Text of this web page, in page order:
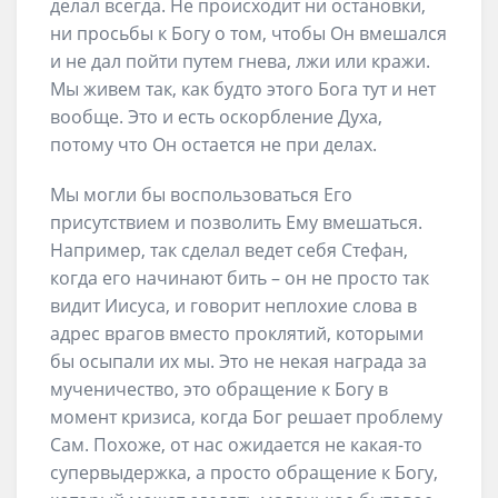
делал всегда. Не происходит ни остановки,
ни просьбы к Богу о том, чтобы Он вмешался
и не дал пойти путем гнева, лжи или кражи.
Мы живем так, как будто этого Бога тут и нет
вообще. Это и есть оскорбление Духа,
потому что Он остается не при делах.
Мы могли бы воспользоваться Его
присутствием и позволить Ему вмешаться.
Например, так сделал ведет себя Стефан,
когда его начинают бить – он не просто так
видит Иисуса, и говорит неплохие слова в
адрес врагов вместо проклятий, которыми
бы осыпали их мы. Это не некая награда за
мученичество, это обращение к Богу в
момент кризиса, когда Бог решает проблему
Сам. Похоже, от нас ожидается не какая-то
супервыдержка, а просто обращение к Богу,